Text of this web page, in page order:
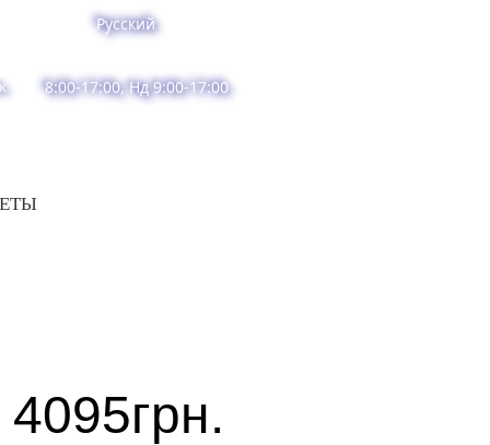
Русский
8:00-17:00, Нд 9:00-17:00
4095грн.